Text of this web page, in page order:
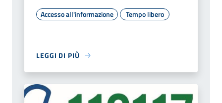
Accesso all'informazione Tempo libero
LEGGI DI PIÙ